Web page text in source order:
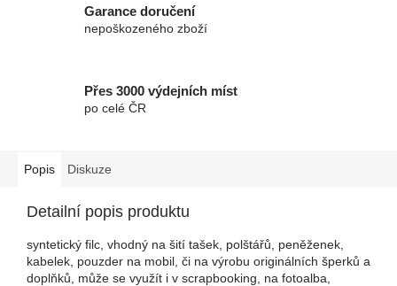
Garance doručení
nepoškozeného zboží
Přes 3000 výdejních míst
po celé ČR
Popis Diskuze
Detailní popis produktu
syntetický filc, vhodný na šití tašek, polštářů, peněženek,
kabelek, pouzder na mobil, či na výrobu originálních šperků a
doplňků, může se využít i v scrapbooking, na fotoalba,